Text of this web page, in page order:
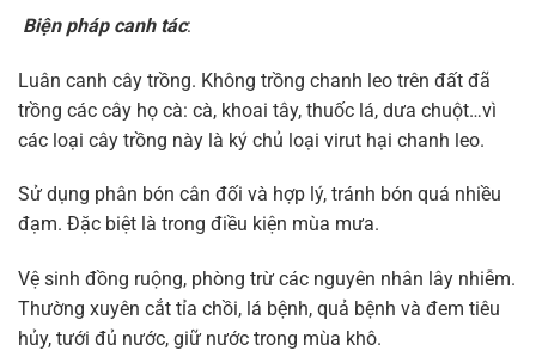
Biện pháp canh tác:
Luân canh cây trồng. Không trồng chanh leo trên đất đã
trồng các cây họ cà: cà, khoai tây, thuốc lá, dưa chuột…vì
các loại cây trồng này là ký chủ loại virut hại chanh leo.
Sử dụng phân bón cân đối và hợp lý, tránh bón quá nhiều
đạm. Đặc biệt là trong điều kiện mùa mưa.
Vệ sinh đồng ruộng, phòng trừ các nguyên nhân lây nhiễm.
Thường xuyên cắt tỉa chồi, lá bệnh, quả bệnh và đem tiêu
hủy, tưới đủ nước, giữ nước trong mùa khô.